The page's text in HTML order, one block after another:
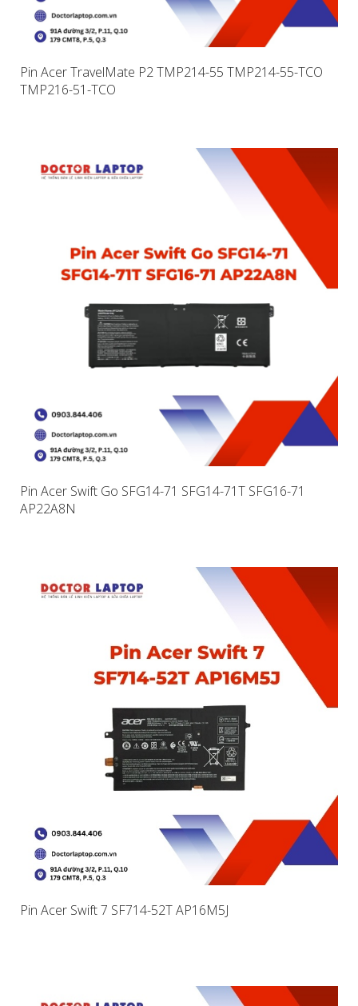
Pin Acer TravelMate P2 TMP214-55 TMP214-55-TCO
TMP216-51-TCO
Pin Acer Swift Go SFG14-71 SFG14-71T SFG16-71
AP22A8N
Pin Acer Swift 7 SF714-52T AP16M5J